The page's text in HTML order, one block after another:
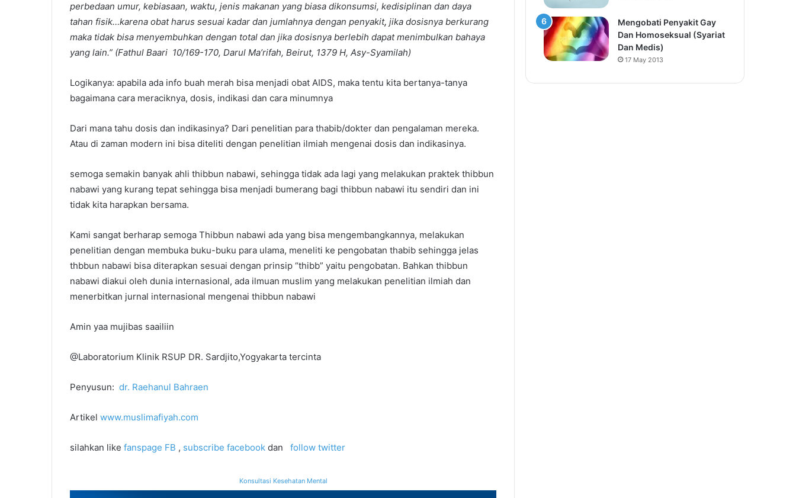
perbedaan umur, kebiasaan, waktu, jenis makanan yang biasa dikonsumsi, kedisiplinan dan daya
tahan fisik…karena obat harus sesuai kadar dan jumlahnya dengan penyakit, jika dosisnya berkurang
maka tidak bisa menyembuhkan dengan total dan jika dosisnya berlebih dapat menimbulkan bahaya
yang lain.” (Fathul Baari 10/169-170, Darul Ma’rifah, Beirut, 1379 H, Asy-Syamilah)
Logikanya: apabila ada info buah merah bisa menjadi obat AIDS, maka tentu kita bertanya-tanya
bagaimana cara meraciknya, dosis, indikasi dan cara minumnya
Dari mana tahu dosis dan indikasinya? Dari penelitian para thabib/dokter dan pengalaman mereka.
Atau di zaman modern ini bisa diteliti dengan penelitian ilmiah mengenai dosis dan indikasinya.
semoga semakin banyak ahli thibbun nabawi, sehingga tidak ada lagi yang melakukan praktek thibbun
nabawi yang kurang tepat sehingga bisa menjadi bumerang bagi thibbun nabawi itu sendiri dan ini
tidak kita harapkan bersama.
Kami sangat berharap semoga Thibbun nabawi ada yang bisa mengembangkannya, melakukan
penelitian dengan membuka buku-buku para ulama, meneliti ke pengobatan thabib sehingga jelas
thbbun nabawi bisa diterapkan sesuai dengan prinsip “thibb” yaitu pengobatan. Bahkan thibbun
nabawi diakui oleh dunia internasional, ada ilmuan muslim yang melakukan penelitian ilmiah dan
menerbitkan jurnal internasional mengenai thibbun nabawi
Amin yaa mujibas saailiin
@Laboratorium Klinik RSUP DR. Sardjito,Yogyakarta tercinta
Penyusun: dr. Raehanul Bahraen
Artikel www.muslimafiyah.com
silahkan like fanspage FB , subscribe facebook dan follow twitter
Konsultasi Kesehatan Mental
Mengobati Penyakit Gay
Dan Homoseksual (Syariat
Dan Medis)
17 May 2013